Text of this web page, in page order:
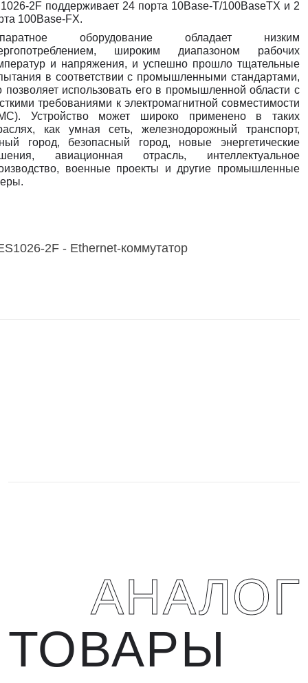
2F поддерживает 24 порта 10Base-T/100BaseTX и 2
100Base-FX.
оборудование обладает низким
широким диапазоном рабочих
и напряжения, и успешно прошло тщательные
в соответствии с промышленными стандартами,
позволяет использовать его в промышленной области с
требованиями к электромагнитной совместимости
Устройство может широко применено в таких
как умная сеть, железнодорожный транспорт,
город, безопасный город, новые энергетические
авиационная отрасль, интеллектуальное
военные проекты и другие промышленные
ТОВАРЫ